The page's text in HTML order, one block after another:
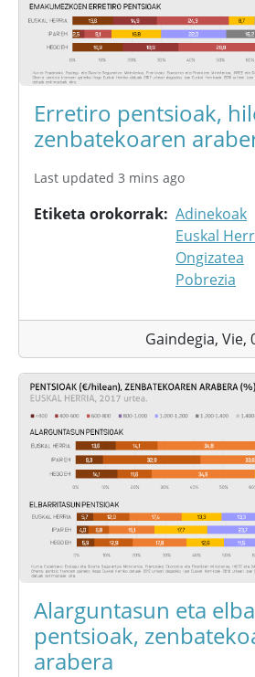
Erretiro pentsioak,
zenbatekoaren
Last updated 3 mins ago
Etiketa orokorrak Adinekoak
Euskal
Ongizatea
Pobrezia
Gaindegia, Vie,
Alarguntasun eta
pentsioak,
arabera